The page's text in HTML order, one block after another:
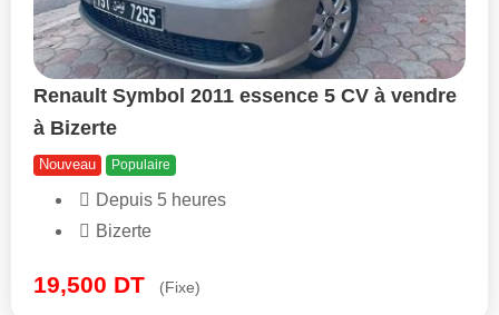
Renault Symbol 2011 essence 5 CV à vendre
à Bizerte
Nouveau Populaire
Depuis 5 heures
Bizerte
19,500 DT (Fixe)